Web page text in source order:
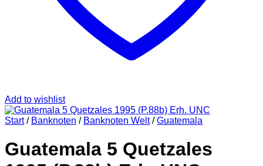
Add to wishlist
Start / Banknoten / Banknoten Welt / Guatemala
Guatemala 5 Quetzales